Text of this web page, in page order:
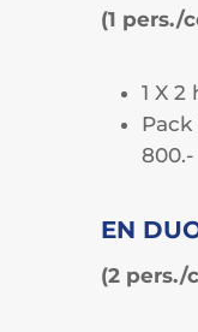
(1 pers./
1 X 2
Pack
800.-
EN
(2 pers./